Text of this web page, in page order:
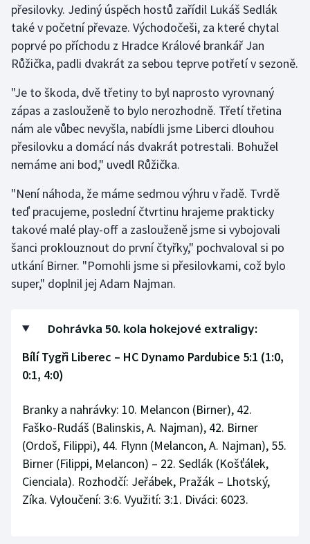
Plavání
Plážový volejbal
Rychlobruslení
Rychlostní kanoistika
Sportovní střelba
Stolní tenis
Triatlon
Volejbal
Ostatní
přesilovky. Jediný úspěch hostů zařídil Lukáš Sedlák
také v početní převaze. Východočeši, za které chytal
poprvé po příchodu z Hradce Králové brankář Jan
Růžička, padli dvakrát za sebou teprve potřetí v sezoně.
"Je to škoda, dvě třetiny to byl naprosto vyrovnaný
zápas a zaslouženě to bylo nerozhodně. Třetí třetina
nám ale vůbec nevyšla, nabídli jsme Liberci dlouhou
přesilovku a domácí nás dvakrát potrestali. Bohužel
nemáme ani bod," uvedl Růžička.
"Není náhoda, že máme sedmou výhru v řadě. Tvrdě
teď pracujeme, poslední čtvrtinu hrajeme prakticky
takové malé play-off a zaslouženě jsme si vybojovali
šanci proklouznout do první čtyřky," pochvaloval si po
utkání Birner. "Pomohli jsme si přesilovkami, což bylo
super," doplnil jej Adam Najman.
Dohrávka 50. kola hokejové extraligy:
Bílí Tygři Liberec – HC Dynamo Pardubice 5:1 (1:0,
0:1, 4:0)
Branky a nahrávky: 10. Melancon (Birner), 42.
Faško-Rudáš (Balinskis, A. Najman), 42. Birner
(Ordoš, Filippi), 44. Flynn (Melancon, A. Najman), 55.
Birner (Filippi, Melancon) – 22. Sedlák (Košťálek,
Cienciala). Rozhodčí: Jeřábek, Pražák – Lhotský,
Zíka. Vyloučení: 3:6. Využití: 3:1. Diváci: 6023.